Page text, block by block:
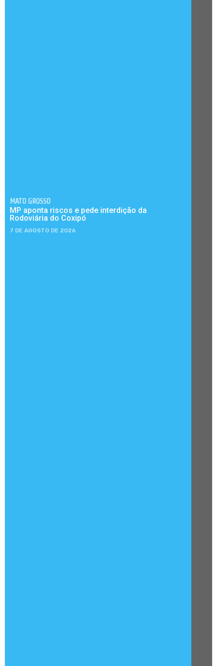
MATO GROSSO
MP aponta riscos e pede interdição da
Rodoviária do Coxipó
7 DE AGOSTO DE 2026